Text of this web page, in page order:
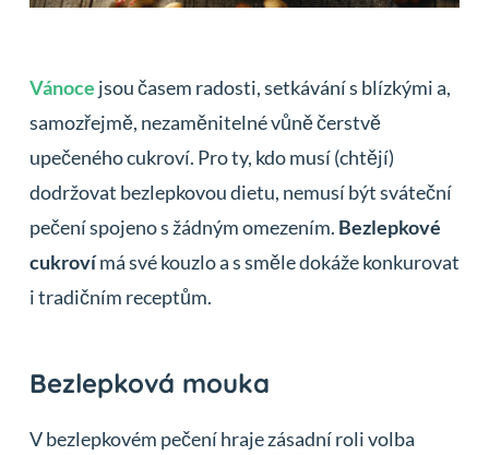
Vánoce jsou časem radosti, setkávání s blízkými a,
samozřejmě, nezaměnitelné vůně čerstvě
upečeného cukroví. Pro ty, kdo musí (chtějí)
dodržovat bezlepkovou dietu, nemusí být sváteční
pečení spojeno s žádným omezením. Bezlepkové
cukrovímá své kouzlo a s směle dokáže konkurovat
i tradičním receptům.
Bezlepková mouka
V bezlepkovém pečení hraje zásadní roli volba